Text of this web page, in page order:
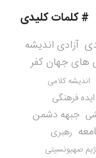
# کلمات کلیدی
آزادی اندیشه
های جهان کفر
اندیشه کلامی
ایده فرهنگی
جبهه دشمن
رهبری
صهیونسیتی